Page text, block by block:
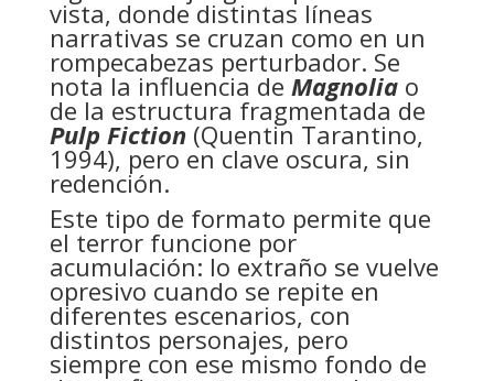
vista, donde distintas líneas
narrativas se cruzan como en un
rompecabezas perturbador. Se
nota la influencia de Magnoliao
de la estructura fragmentada de
Pulp Fiction(Quentin Tarantino,
1994), pero en clave oscura, sin
redención.
Este tipo de formato permite que
el terror funcione por
acumulación: lo extraño se vuelve
opresivo cuando se repite en
diferentes escenarios, con
distintos personajes, pero
siempre con ese mismo fondo de